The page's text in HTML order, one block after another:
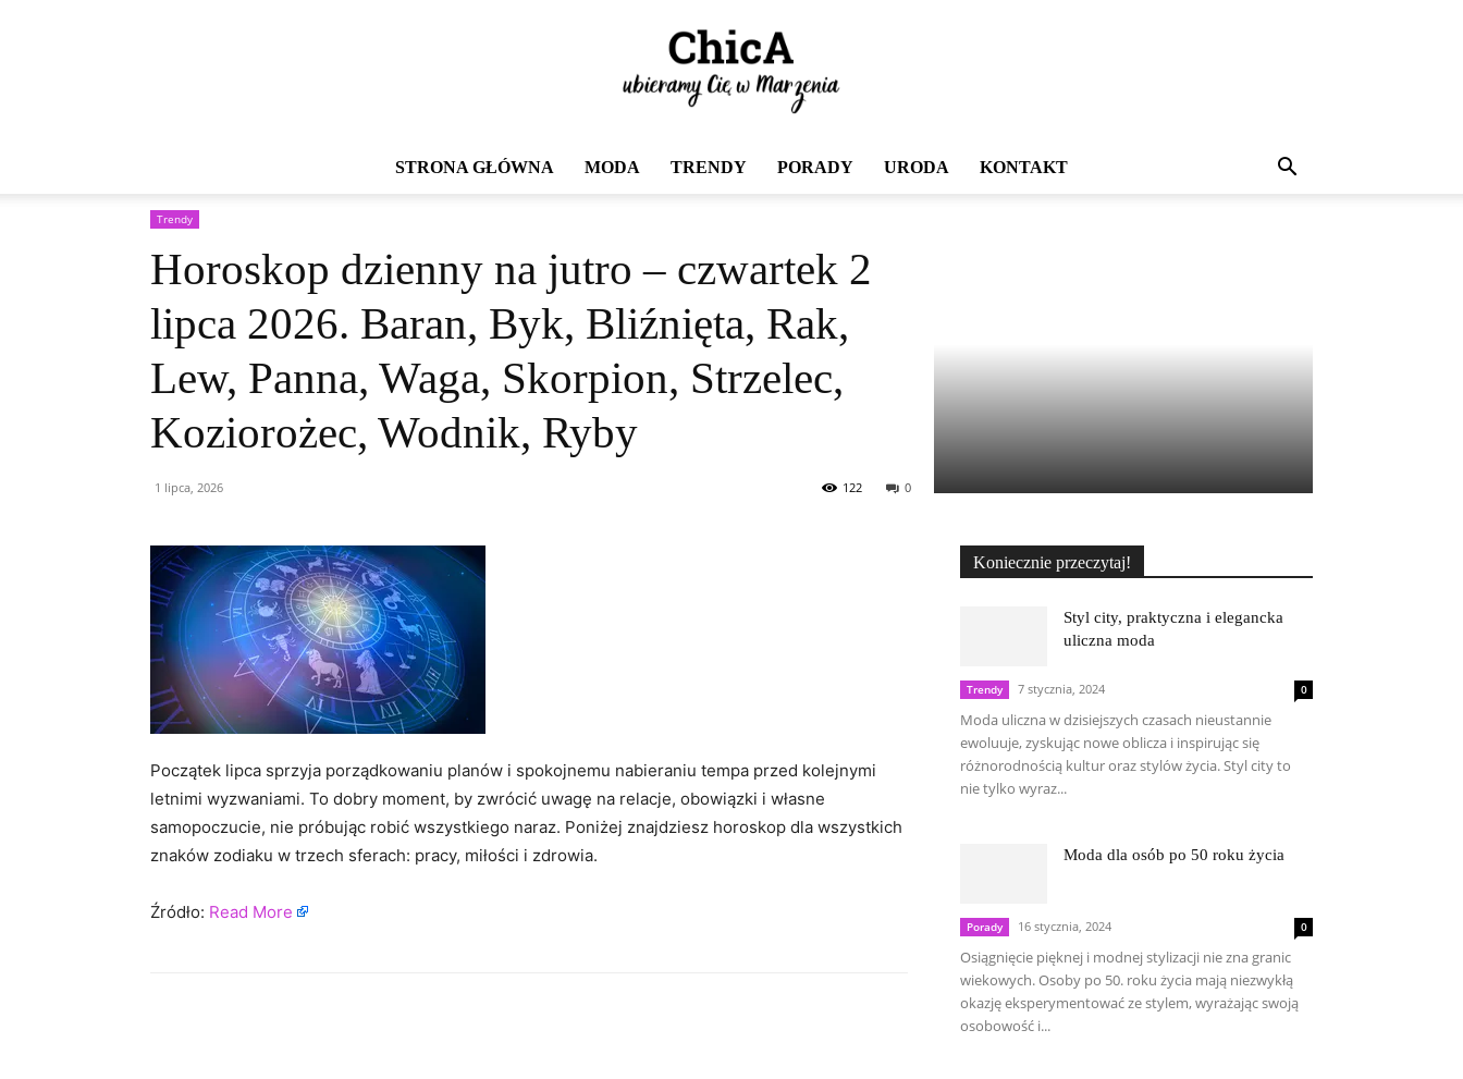
STRONA GŁÓWNA MODA TRENDY PORADY URODA KONTAKT
Strona główna
Trendy
Horoskop dzienny na jutro – czwartek 2
lipca 2026. Baran, Byk, Bliźnięta, Rak,
Lew, Panna, Waga, Skorpion, Strzelec,
Koziorożec, Wodnik, Ryby
1 lipca, 2026 0
122
Początek lipca sprzyja porządkowaniu planów i spokojnemu nabieraniu tempa przed kolejnymi
letnimi wyzwaniami. To dobry moment, by zwrócić uwagę na relacje, obowiązki i własne
samopoczucie, nie próbując robić wszystkiego naraz. Poniżej znajdziesz horoskop dla wszystkich
znaków zodiaku w trzech sferach: pracy, miłości i zdrowia.
Źródło: Read More
Koniecznie przeczytaj!
Styl city, praktyczna i elegancka
uliczna moda
Trendy 7 stycznia, 2024 0
Moda uliczna w dzisiejszych czasach nieustannie
ewoluuje, zyskując nowe oblicza i inspirując się
różnorodnością kultur oraz stylów życia. Styl city to
nie tylko wyraz...
Moda dla osób po 50 roku życia
Porady 16 stycznia, 2024 0
Osiągnięcie pięknej i modnej stylizacji nie zna granic
wiekowych. Osoby po 50. roku życia mają niezwykłą
okazję eksperymentować ze stylem, wyrażając swoją
osobowość i...